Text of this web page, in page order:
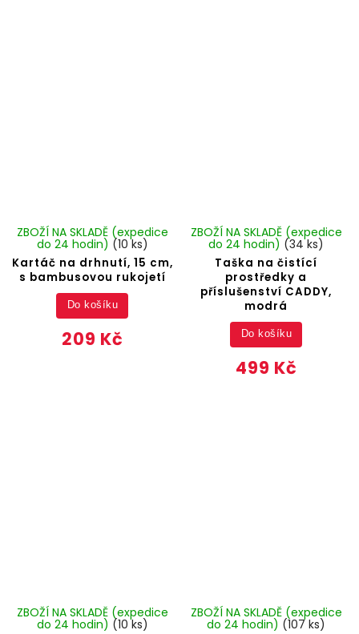
Kartáč na drhnutí, 15 cm,
s bambusovou rukojetí
ZBOŽÍ NA SKLADĚ (expedice
do 24 hodin) (10 ks)
209 Kč
Do košíku
Taška na čistící
prostředky a
příslušenství CADDY,
modrá
ZBOŽÍ NA SKLADĚ (expedice
do 24 hodin) (34 ks)
499 Kč
Do košíku
ZBOŽÍ NA SKLADĚ (expedice
do 24 hodin) (10 ks)
ZBOŽÍ NA SKLADĚ (expedice
do 24 hodin) (107 ks)